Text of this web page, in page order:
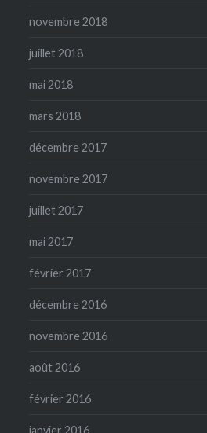
novembre 2018
juillet 2018
mai 2018
mars 2018
décembre 2017
novembre 2017
juillet 2017
mai 2017
février 2017
décembre 2016
novembre 2016
août 2016
février 2016
janvier 2016